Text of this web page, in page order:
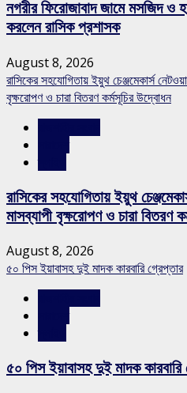
নগরীর ফিরোজাবাদ জামে মসজিদ ও
করলেন রাসিক প্রশাসক
August 8, 2026
রাসিকের সহযোগিতায় ইয়ুথ চেঞ্জমেকার্স
বৃক্ষরোপণ ও চারা বিতরণ কর্মসূচির উদ্বোধন
রাসিকের সহযোগিতায় ইয়ুথ
মাসব্যাপী বৃক্ষরোপণ ও চারা বিতরণ
August 8, 2026
৫০ পিস ইয়াবাসহ দুই মাদক কারবারি গ্রেপ্তার
৫০ পিস ইয়াবাসহ দুই মাদক কারবারি